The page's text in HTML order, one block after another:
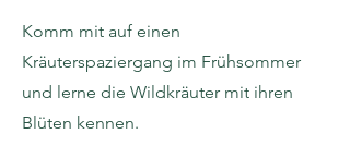
Komm mit auf einen
Kräuterspaziergang im Frühsommer
und lerne die Wildkräuter mit ihren
Blüten kennen.